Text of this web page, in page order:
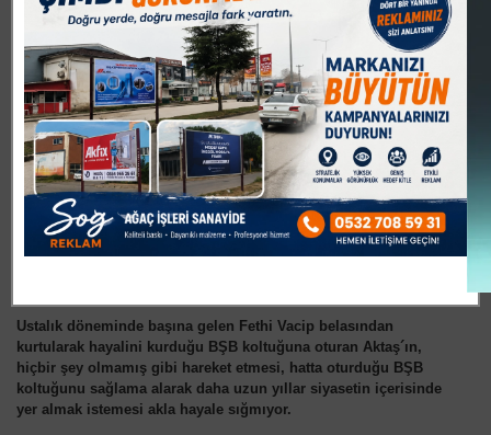
iddialar yeniden yazılıp, çizilebilir. Tabi bu durumdan en büyük
zararı şuan en güzel günlerini yaşayan Aktaş görür.
Ancak benim de Fethi Vacip meseleni yakından takip edenlerinde
merak ettiği bir konu var. Bir yıl önce hakkında ortaya atılan iddialar
nedeniyle zor durumda kalan ve bir an önce görev süresini
tamamlayıp kenara çekilmeyi arzulayan Aktaş, nasıl oldu da Fethi
Vacip meselesinden ve o inanılması güç iddialardan tereyağından
kıl çekercesine sıyrılıverdi ve akabinde kendisini büyükşehir
belediye başkanlığı koltuğunda buluverdi.
Fethi Vacip´in iddiaları sonrası siyaseten dibe vuran Aktaş, nasıl
Ustalık döneminde başına gelen Fethi Vacip belasından
kurtularak hayalini kurduğu BŞB koltuğuna oturan Aktaş´ın,
hiçbir şey olmamış gibi hareket etmesi, hatta oturduğu BŞB
koltuğunu sağlama alarak daha uzun yıllar siyasetin içerisinde
yer almak istemesi akla hayale sığmıyor.